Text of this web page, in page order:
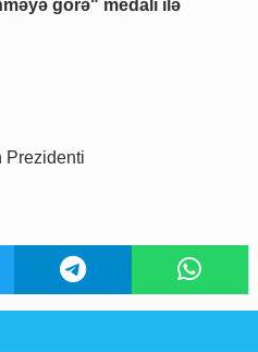
görə" medalı ilə
Prezidenti